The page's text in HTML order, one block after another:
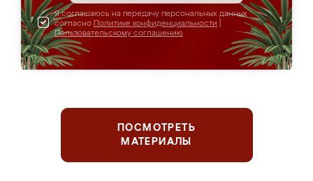
Я соглашаюсь на передачу персональных данных
согласно Политике конфиденциальности
Пользовательскому соглашению
ПОСМОТРЕТЬ
МАТЕРИАЛЫ